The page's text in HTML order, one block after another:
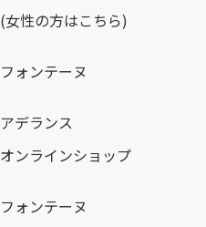
(女性の方はこちら)
フォンテーヌ
アデランス
オンラインショップ
フォンテーヌ